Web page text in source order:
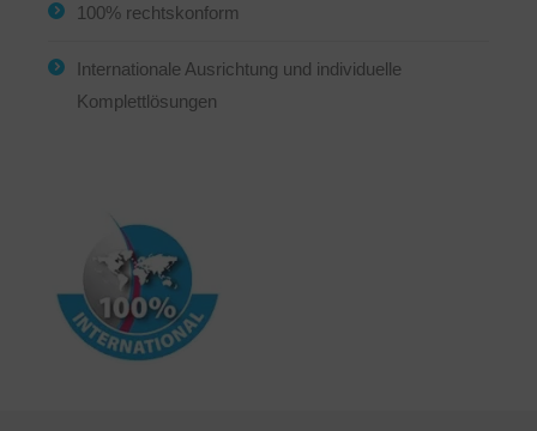
100% rechtskonform
Internationale Ausrichtung und individuelle
Komplettlösungen